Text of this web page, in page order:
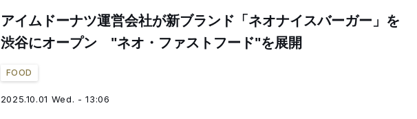
アイムドーナツ運営会社が新ブランド「ネオナイスバーガー」を
渋谷にオープン "ネオ・ファストフード"を展開
FOOD
2025.10.01 Wed. - 13:06